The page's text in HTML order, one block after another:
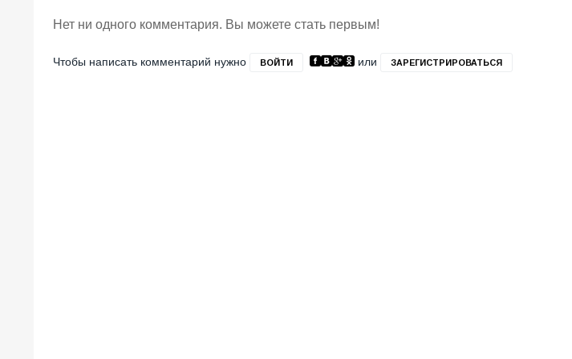
Нет ни одного комментария. Вы можете стать первым!
Чтобы написать комментарий нужно ВОЙТИ или ЗАРЕГИСТРИРОВАТЬСЯ